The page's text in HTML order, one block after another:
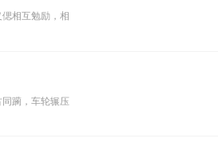
相互勉励，相
躏，车轮辗压